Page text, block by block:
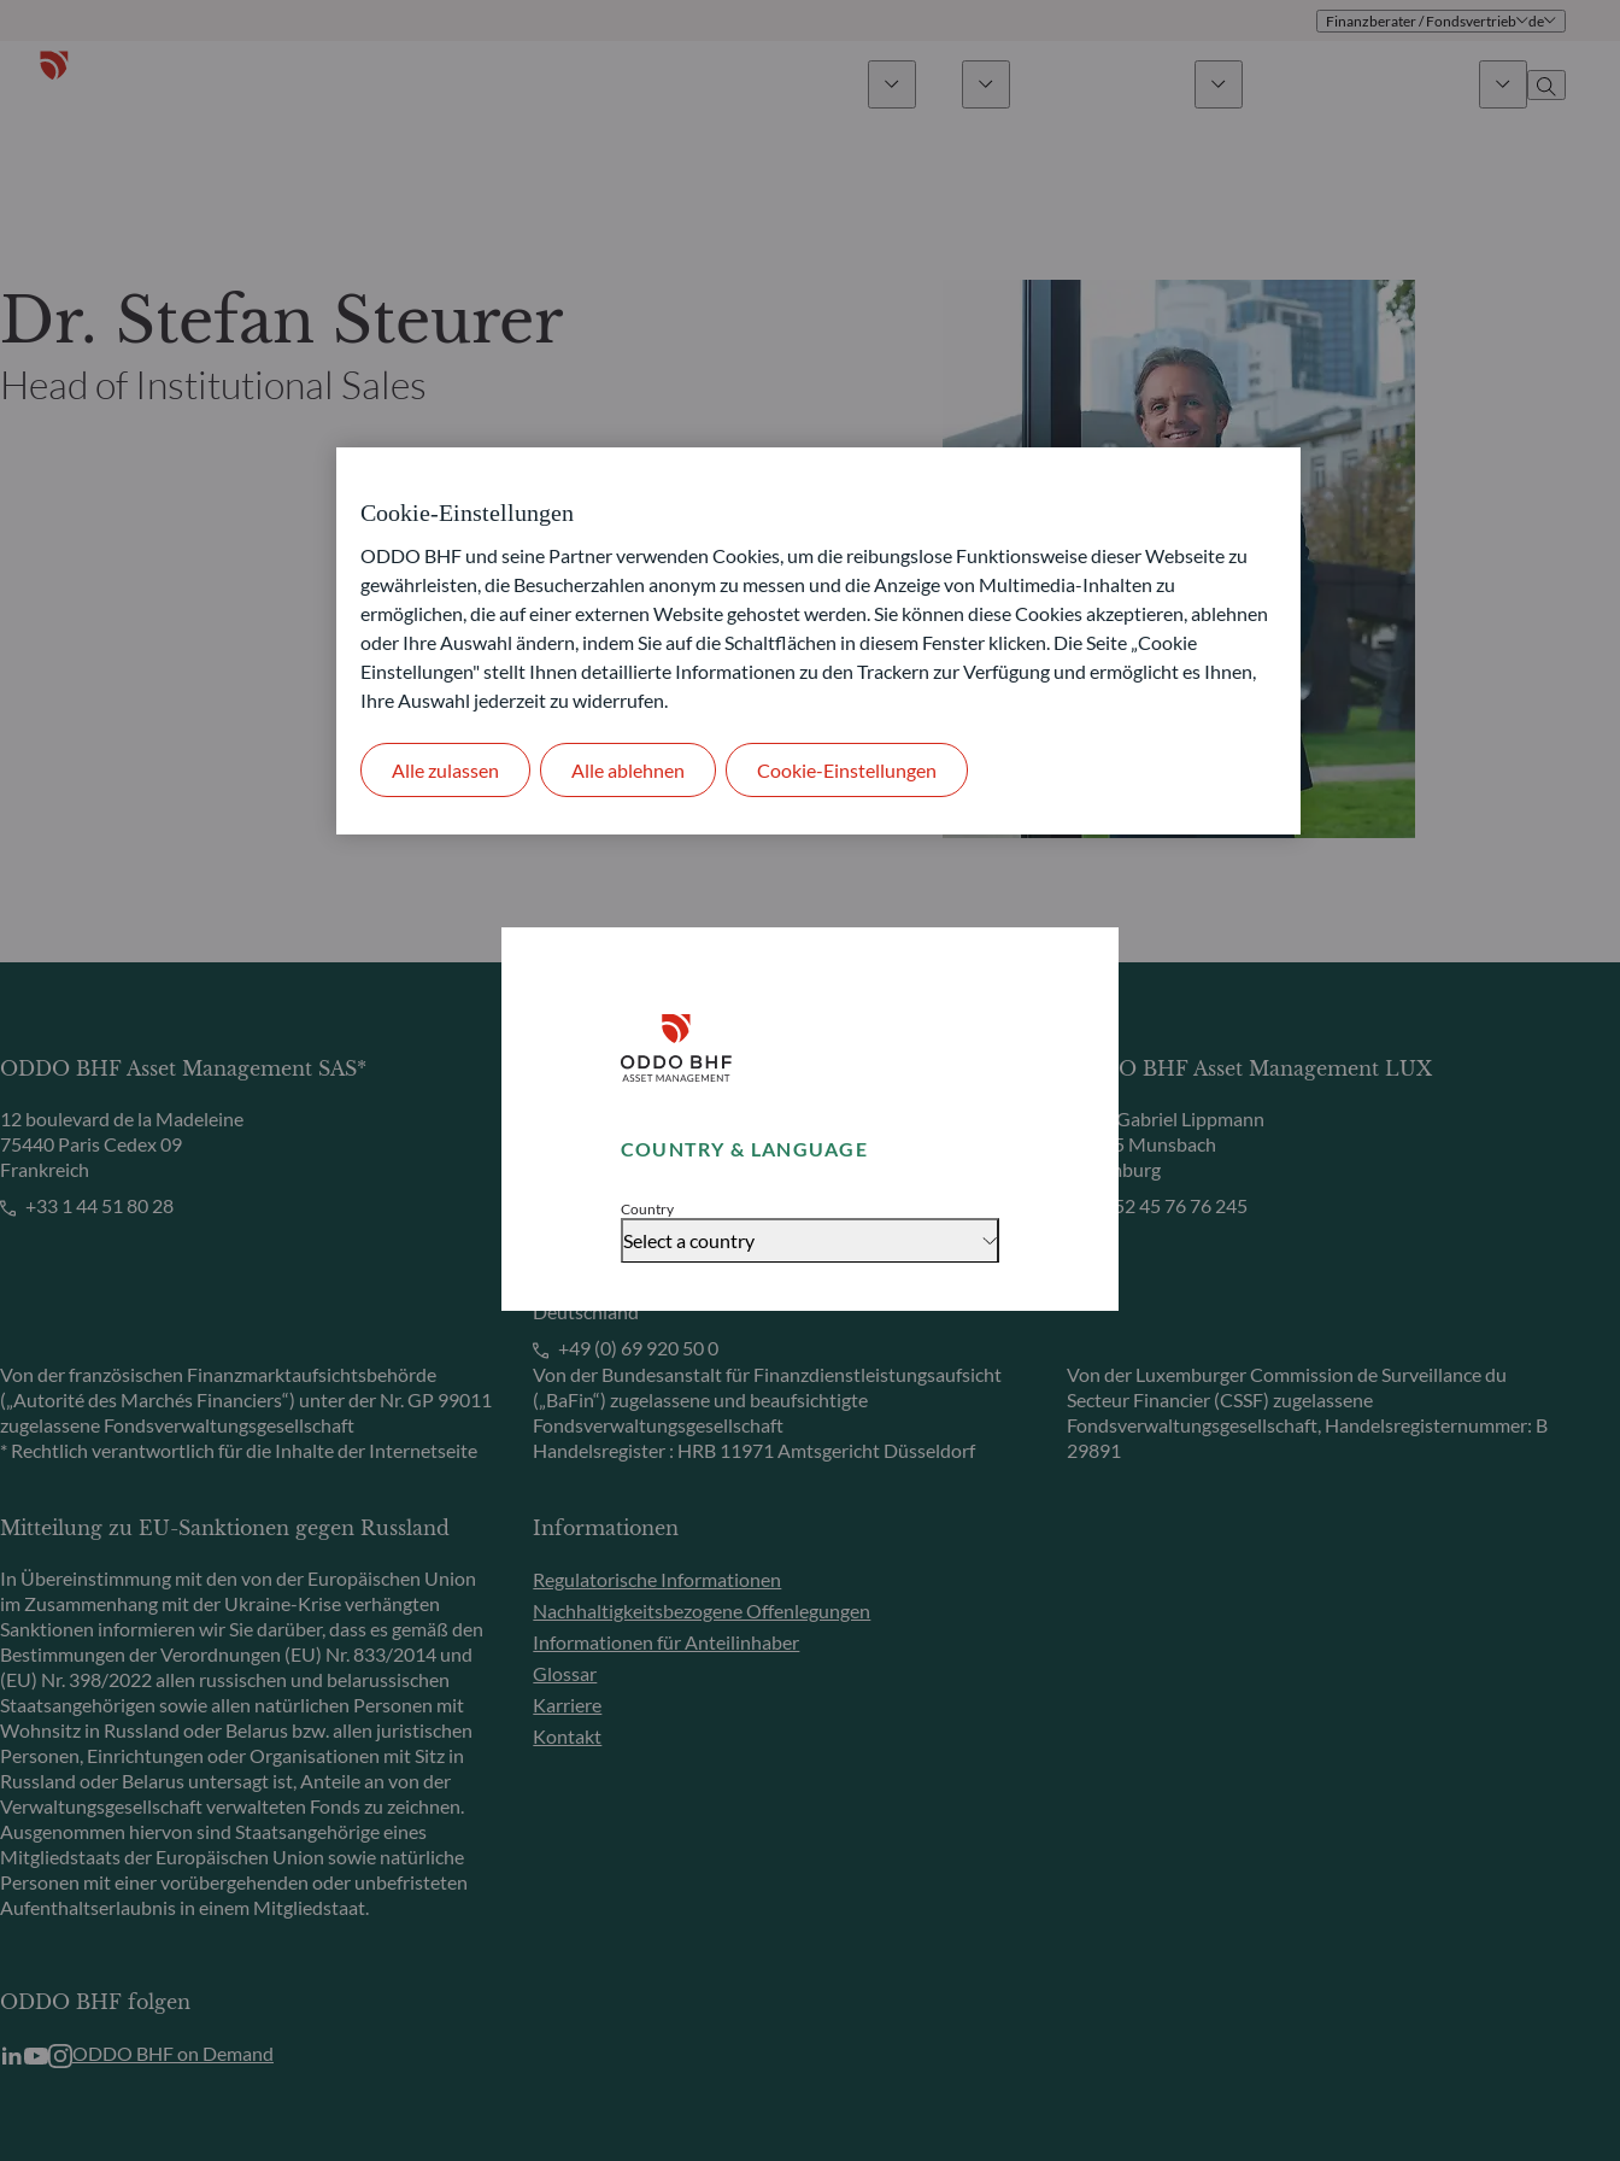
COUNTRY & LANGUAGE
Country
Select a country
Disclaimer
Accept
Finanzberater / Fondsvertrieb de
Vertriebsteam
Standorte
Kontakt
Dr. Stefan Steurer
Head of Institutional Sales
ODDO BHF Asset Management SAS*
12 boulevard de la Madeleine
75440 Paris Cedex 09
Frankreich
+33 1 44 51 80 28
Von der französischen Finanzmarktaufsichtsbehörde
(„Autorité des Marchés Financiers“) unter der Nr. GP 99011
zugelassene Fondsverwaltungsgesellschaft
* Rechtlich verantwortlich für die Inhalte der Internetseite
ODDO BHF Asset Management GmbH
40217 Düsseldorf
+49 (0) 211 239 24 01
Gallusanlage 8
Deutschland
+49 (0) 69 920 50 0
Von der Bundesanstalt für Finanzdienstleistungsaufsicht
(„BaFin“) zugelassene und beaufsichtigte
Fondsverwaltungsgesellschaft
Handelsregister : HRB 11971 Amtsgericht Düsseldorf
ODDO BHF Asset Management LUX
6, rue Gabriel Lippmann
L-5365 Munsbach
Luxemburg
+352 45 76 76 245
Von der Luxemburger Commission de Surveillance du
Secteur Financier (CSSF) zugelassene
Fondsverwaltungsgesellschaft, Handelsregisternummer: B
29891
Mitteilung zu EU-Sanktionen gegen Russland
In Übereinstimmung mit den von der Europäischen Union
im Zusammenhang mit der Ukraine-Krise verhängten
Sanktionen informieren wir Sie darüber, dass es gemäß den
Bestimmungen der Verordnungen (EU) Nr. 833/2014 und
(EU) Nr. 398/2022 allen russischen und belarussischen
Staatsangehörigen sowie allen natürlichen Personen mit
Wohnsitz in Russland oder Belarus bzw. allen juristischen
Personen, Einrichtungen oder Organisationen mit Sitz in
Russland oder Belarus untersagt ist, Anteile an von der
Verwaltungsgesellschaft verwalteten Fonds zu zeichnen.
Ausgenommen hiervon sind Staatsangehörige eines
Mitgliedstaats der Europäischen Union sowie natürliche
Personen mit einer vorübergehenden oder unbefristeten
Aufenthaltserlaubnis in einem Mitgliedstaat.
Informationen
Regulatorische Informationen
Nachhaltigkeitsbezogene Offenlegungen
Informationen für Anteilinhaber
Glossar
Karriere
Kontakt
ODDO BHF folgen
ODDO BHF on Demand
Cookie-Einstellungen
ODDO BHF und seine Partner verwenden Cookies, um die reibungslose Funktionsweise dieser Webseite zu
gewährleisten, die Besucherzahlen anonym zu messen und die Anzeige von Multimedia-Inhalten zu
ermöglichen, die auf einer externen Website gehostet werden. Sie können diese Cookies akzeptieren, ablehnen
oder Ihre Auswahl ändern, indem Sie auf die Schaltflächen in diesem Fenster klicken. Die Seite „Cookie
Einstellungen" stellt Ihnen detaillierte Informationen zu den Trackern zur Verfügung und ermöglicht es Ihnen,
Ihre Auswahl jederzeit zu widerrufen.
Alle ablehnen
Alle zulassen Cookie-Einstellungen